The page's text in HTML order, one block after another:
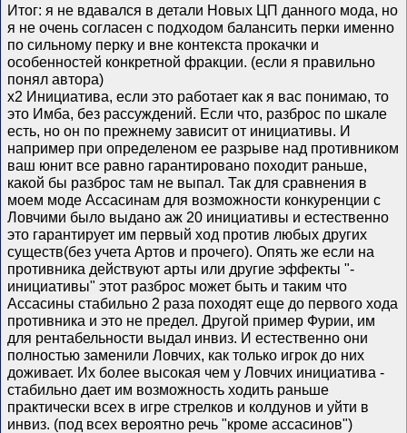
Итог: я не вдавался в детали Новых ЦП данного мода, но
я не очень согласен с подходом балансить перки именно
по сильному перку и вне контекста прокачки и
особенностей конкретной фракции. (если я правильно
понял автора)
х2 Инициатива, если это работает как я вас понимаю, то
это Имба, без рассуждений. Если что, разброс по шкале
есть, но он по прежнему зависит от инициативы. И
например при определеном ее разрыве над противником
ваш юнит все равно гарантировано походит раньше,
какой бы разброс там не выпал. Так для сравнения в
моем моде Ассасинам для возможности конкуренции с
Ловчими было выдано аж 20 инициативы и естественно
это гарантирует им первый ход против любых других
существ(без учета Артов и прочего). Опять же если на
противника действуют арты или другие эффекты "-
инициативы" этот разброс может быть и таким что
Ассасины стабильно 2 раза походят еще до первого хода
противника и это не предел. Другой пример Фурии, им
для рентабельности выдал инвиз. И естественно они
полностью заменили Ловчих, как только игрок до них
доживает. Их более высокая чем у Ловчих инициатива -
стабильно дает им возможность ходить раньше
практически всех в игре стрелков и колдунов и уйти в
инвиз. (под всех вероятно речь "кроме ассасинов")